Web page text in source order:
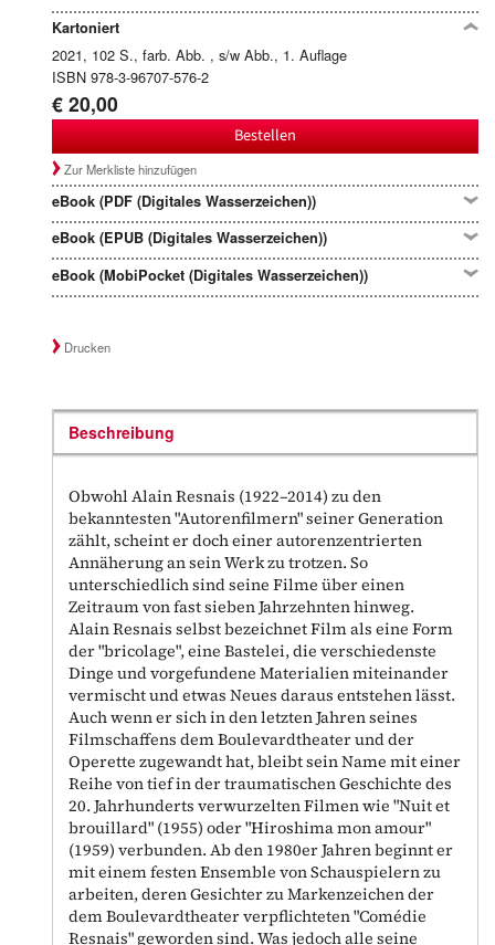
Kartoniert
2021, 102 S., farb. Abb. , s/w Abb., 1. Auflage
ISBN 978-3-96707-576-2
€ 20,00
Bestellen
Zur Merkliste hinzufügen
eBook (PDF (Digitales Wasserzeichen))
eBook (EPUB (Digitales Wasserzeichen))
eBook (MobiPocket (Digitales Wasserzeichen))
Drucken
Beschreibung
Obwohl Alain Resnais (1922–2014) zu den
bekanntesten "Autorenfilmern" seiner Generation
zählt, scheint er doch einer autorenzentrierten
Annäherung an sein Werk zu trotzen. So
unterschiedlich sind seine Filme über einen
Zeitraum von fast sieben Jahrzehnten hinweg.
Alain Resnais selbst bezeichnet Film als eine Form
der "bricolage", eine Bastelei, die verschiedenste
Dinge und vorgefundene Materialien miteinander
vermischt und etwas Neues daraus entstehen lässt.
Auch wenn er sich in den letzten Jahren seines
Filmschaffens dem Boulevardtheater und der
Operette zugewandt hat, bleibt sein Name mit einer
Reihe von tief in der traumatischen Geschichte des
20. Jahrhunderts verwurzelten Filmen wie "Nuit et
brouillard" (1955) oder "Hiroshima mon amour"
(1959) verbunden. Ab den 1980er Jahren beginnt er
mit einem festen Ensemble von Schauspielern zu
arbeiten, deren Gesichter zu Markenzeichen der
dem Boulevardtheater verpflichteten "Comédie
Resnais" geworden sind. Was jedoch alle seine